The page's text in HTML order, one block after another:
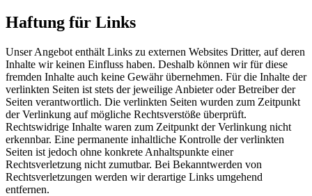
Haftung für Links
Unser Angebot enthält Links zu externen Websites Dritter, auf deren
Inhalte wir keinen Einfluss haben. Deshalb können wir für diese
fremden Inhalte auch keine Gewähr übernehmen. Für die Inhalte der
verlinkten Seiten ist stets der jeweilige Anbieter oder Betreiber der
Seiten verantwortlich. Die verlinkten Seiten wurden zum Zeitpunkt
der Verlinkung auf mögliche Rechtsverstöße überprüft.
Rechtswidrige Inhalte waren zum Zeitpunkt der Verlinkung nicht
erkennbar. Eine permanente inhaltliche Kontrolle der verlinkten
Seiten ist jedoch ohne konkrete Anhaltspunkte einer
Rechtsverletzung nicht zumutbar. Bei Bekanntwerden von
Rechtsverletzungen werden wir derartige Links umgehend
entfernen.